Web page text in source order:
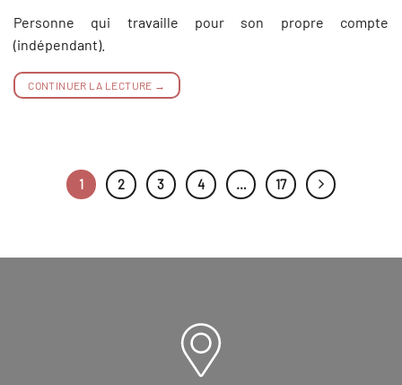
Personne qui travaille pour son propre compte
(indépendant).
CONTINUER LA LECTURE →
1 2 3 4 … 17